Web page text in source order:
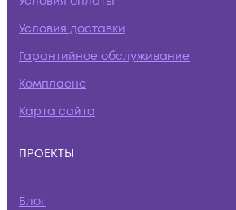
Условия доставки
Гарантийное обслуживание
Комплаенс
Карта сайта
ПРОЕКТЫ
Блог